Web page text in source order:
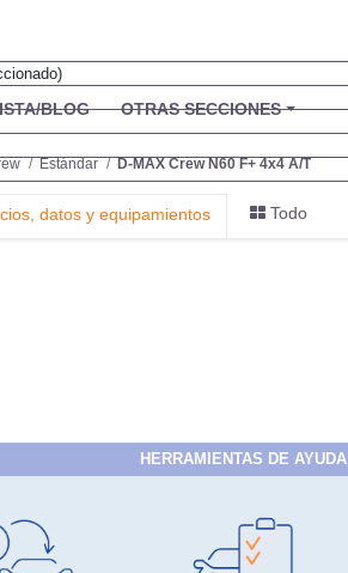
BLOG OTRAS SECCIONES
Estándar D-MAX Crew N60 F+ 4x4 A/T
datos y equipamientos Todo
HERRAMIENTAS DE AYUDA